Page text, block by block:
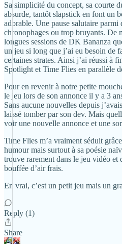
Sa simplicité du concept, sa courte
absurde, tantôt slapstick en font un
adorable. Une pause salutaire
chronophages ou trop bruyants. De
longues sessions de DK Bananza
un jeu si long que j’ai eu besoin de
certaines strates. Ainsi j’ai réussi à
Spotlight et Time Flies en parallèle
Pour en revenir à notre petite
le jeu lors de son annonce il y a 3
Sans aucune nouvelles depuis
laissé tomber par son dev. Mais
voir une nouvelle annonce et une
Time Flies m’a vraiment séduit
humour mais surtout à sa poésie
trouve rarement dans le jeu vidéo et
bouffée d’air frais.
En vrai, c’est un petit jeu mais un
Reply (1)
Share